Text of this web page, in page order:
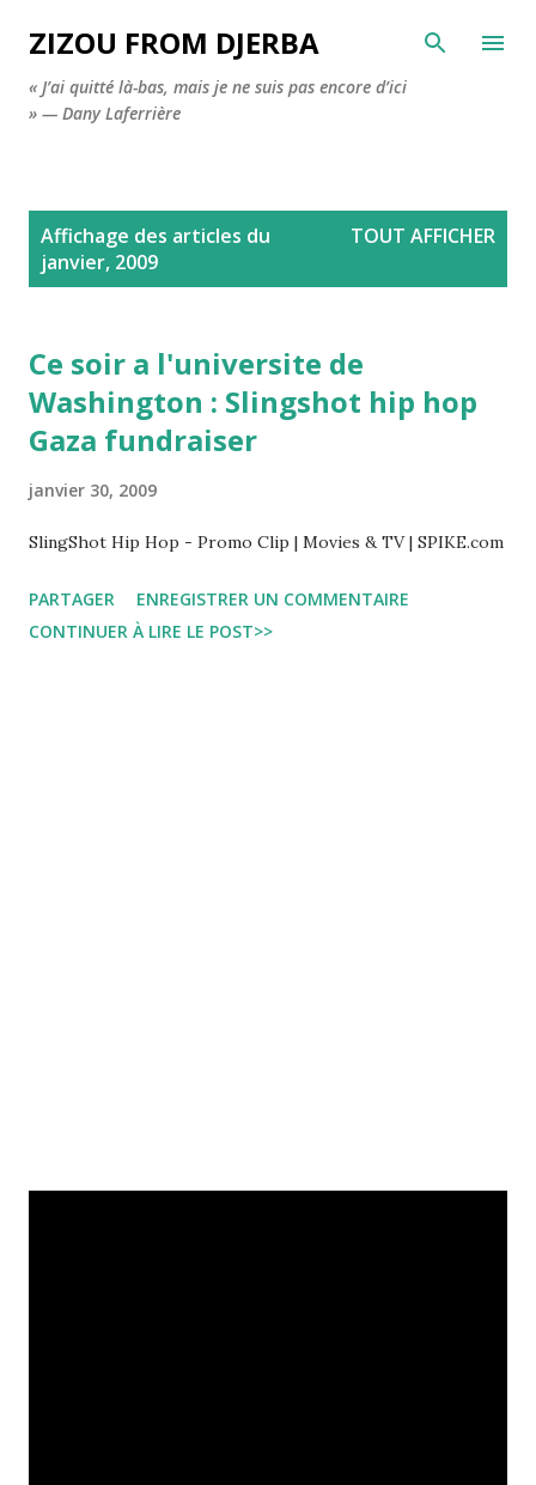
Accéder au contenu principal
ZIZOU FROM DJERBA
« J’ai quitté là-bas, mais je ne suis pas encore d’ici
» — Dany Laferrière
Affichage des articles du
janvier, 2009
TOUT AFFICHER
Ce soir a l'universite de
Washington : Slingshot hip hop
Gaza fundraiser
janvier 30, 2009
SlingShot Hip Hop - Promo Clip | Movies & TV | SPIKE.com
PARTAGER
ENREGISTRER UN COMMENTAIRE
CONTINUER À LIRE LE POST>>